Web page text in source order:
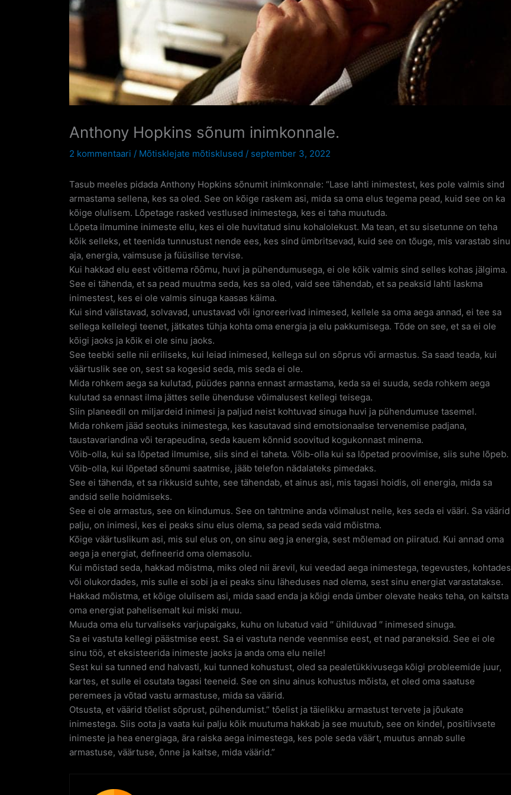
Anthony Hopkins sõnum inimkonnale.
2 kommentaari / Mõtisklejate mõtisklused / september 3, 2022
Tasub meeles pidada Anthony Hopkins sõnumit inimkonnale: “Lase lahti inimestest, kes pole valmis sind
armastama sellena, kes sa oled. See on kõige raskem asi, mida sa oma elus tegema pead, kuid see on ka
kõige olulisem. Lõpetage rasked vestlused inimestega, kes ei taha muutuda.
Lõpeta ilmumine inimeste ellu, kes ei ole huvitatud sinu kohalolekust. Ma tean, et su sisetunne on teha
kõik selleks, et teenida tunnustust nende ees, kes sind ümbritsevad, kuid see on tõuge, mis varastab sinu
aja, energia, vaimsuse ja füüsilise tervise.
Kui hakkad elu eest võitlema rõõmu, huvi ja pühendumusega, ei ole kõik valmis sind selles kohas jälgima.
See ei tähenda, et sa pead muutma seda, kes sa oled, vaid see tähendab, et sa peaksid lahti laskma
inimestest, kes ei ole valmis sinuga kaasas käima.
Kui sind välistavad, solvavad, unustavad või ignoreerivad inimesed, kellele sa oma aega annad, ei tee sa
sellega kellelegi teenet, jätkates tühja kohta oma energia ja elu pakkumisega. Tõde on see, et sa ei ole
kõigi jaoks ja kõik ei ole sinu jaoks.
See teebki selle nii eriliseks, kui leiad inimesed, kellega sul on sõprus või armastus. Sa saad teada, kui
väärtuslik see on, sest sa kogesid seda, mis seda ei ole.
Mida rohkem aega sa kulutad, püüdes panna ennast armastama, keda sa ei suuda, seda rohkem aega
kulutad sa ennast ilma jättes selle ühenduse võimalusest kellegi teisega.
Siin planeedil on miljardeid inimesi ja paljud neist kohtuvad sinuga huvi ja pühendumuse tasemel.
Mida rohkem jääd seotuks inimestega, kes kasutavad sind emotsionaalse tervenemise padjana,
taustavariandina või terapeudina, seda kauem kõnnid soovitud kogukonnast minema.
Võib-olla, kui sa lõpetad ilmumise, siis sind ei taheta. Võib-olla kui sa lõpetad proovimise, siis suhe lõpeb.
Võib-olla, kui lõpetad sõnumi saatmise, jääb telefon nädalateks pimedaks.
See ei tähenda, et sa rikkusid suhte, see tähendab, et ainus asi, mis tagasi hoidis, oli energia, mida sa
andsid selle hoidmiseks.
See ei ole armastus, see on kiindumus. See on tahtmine anda võimalust neile, kes seda ei vääri. Sa väärid
palju, on inimesi, kes ei peaks sinu elus olema, sa pead seda vaid mõistma.
Kõige väärtuslikum asi, mis sul elus on, on sinu aeg ja energia, sest mõlemad on piiratud. Kui annad oma
aega ja energiat, defineerid oma olemasolu.
Kui mõistad seda, hakkad mõistma, miks oled nii ärevil, kui veedad aega inimestega, tegevustes, kohtades
või olukordades, mis sulle ei sobi ja ei peaks sinu läheduses nad olema, sest sinu energiat varastatakse.
Hakkad mõistma, et kõige olulisem asi, mida saad enda ja kõigi enda ümber olevate heaks teha, on kaitsta
oma energiat pahelisemalt kui miski muu.
Muuda oma elu turvaliseks varjupaigaks, kuhu on lubatud vaid ′′ ühilduvad ′′ inimesed sinuga.
Sa ei vastuta kellegi päästmise eest. Sa ei vastuta nende veenmise eest, et nad paraneksid. See ei ole
sinu töö, et eksisteerida inimeste jaoks ja anda oma elu neile!
Sest kui sa tunned end halvasti, kui tunned kohustust, oled sa pealetükkivusega kõigi probleemide juur,
kartes, et sulle ei osutata tagasi teeneid. See on sinu ainus kohustus mõista, et oled oma saatuse
peremees ja võtad vastu armastuse, mida sa väärid.
Otsusta, et väärid tõelist sõprust, pühendumist.” tõelist ja täielikku armastust tervete ja jõukate
inimestega. Siis oota ja vaata kui palju kõik muutuma hakkab ja see muutub, see on kindel, positiivsete
inimeste ja hea energiaga, ära raiska aega inimestega, kes pole seda väärt, muutus annab sulle
armastuse, väärtuse, õnne ja kaitse, mida väärid.”